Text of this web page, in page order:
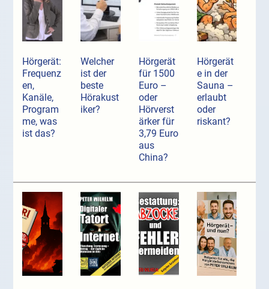
Hörgerät:
Frequenz
en,
Kanäle,
Program
me, was
ist das?
Welcher
ist der
beste
Hörakust
iker?
Hörgerät
für 1500
Euro –
oder
Hörverst
ärker für
3,79 Euro
aus
China?
Hörgerät
e in der
Sauna –
erlaubt
oder
riskant?